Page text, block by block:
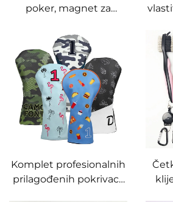
poker, magnet za
golf terenu, prilagođena
cijena iz tvornice,
markeri za lopticu i
klubove
Komplet profesionalnih
prilagođenih pokrivaca